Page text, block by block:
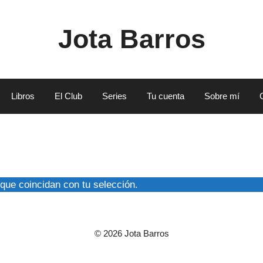
Jota Barros
Libros El Club Series Tu cuenta Sobre mí
coincidan con tu selección.
© 2026 Jota Barros